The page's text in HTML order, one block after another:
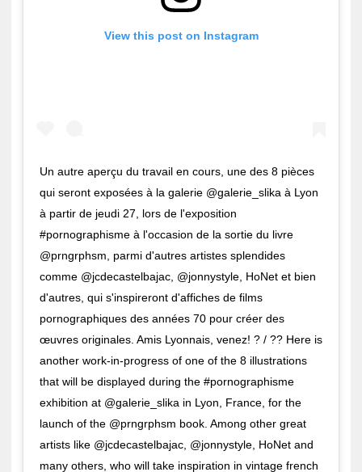
View this post on Instagram
Un autre aperçu du travail en cours, une des 8 pièces
qui seront exposées à la galerie @galerie_slika à Lyon
à partir de jeudi 27, lors de l'exposition
#pornographisme à l'occasion de la sortie du livre
@prngrphsm, parmi d'autres artistes splendides
comme @jcdecastelbajac, @jonnystyle, HoNet et bien
d'autres, qui s'inspireront d'affiches de films
pornographiques des années 70 pour créer des
œuvres originales. Amis Lyonnais, venez! ? / ?? Here is
another work-in-progress of one of the 8 illustrations
that will be displayed during the #pornographisme
exhibition at @galerie_slika in Lyon, France, for the
launch of the @prngrphsm book. Among other great
artists like @jcdecastelbajac, @jonnystyle, HoNet and
many others, who will take inspiration in vintage french